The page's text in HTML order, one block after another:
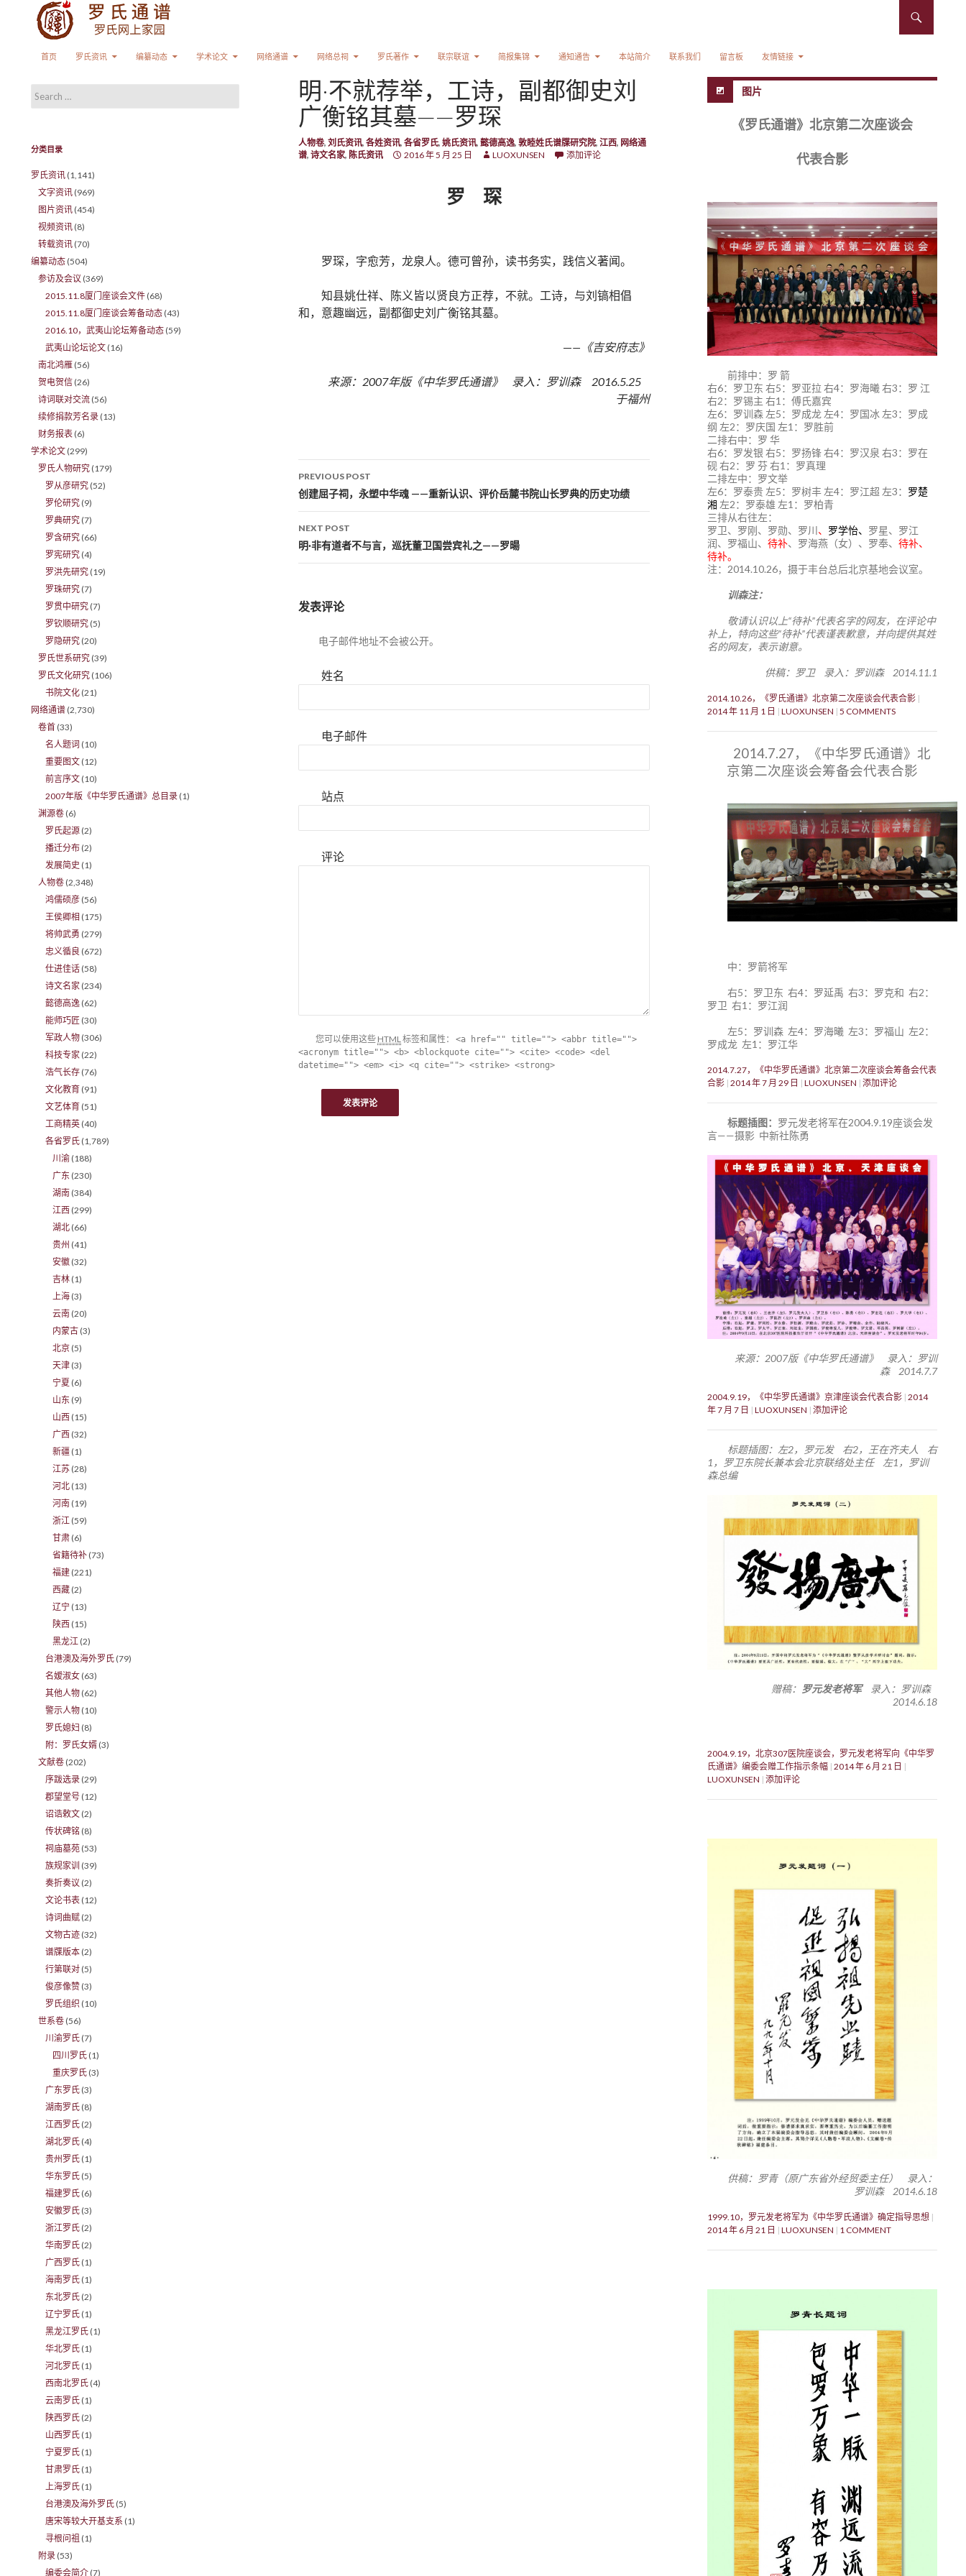
首页
罗氏资讯 编纂动态 学术论文 网络通谱 网络总祠 罗氏著作 联宗联谊 简报集锦 通知通告 本站简介 联系我们 留言板 友情链接
明·不就荐举，工诗，副都御史刘
广衡铭其墓——罗琛
人物卷, 刘氏资讯, 各姓资讯, 各省罗氏, 姚氏资讯, 懿德高逸, 敦睦姓氏谱牒研究院, 江西, 网络通
谱, 诗文名家, 陈氏资讯 2016 年 5 月 25 日 LUOXUNSEN 添加评论
罗 琛
罗琛，字愈芳，龙泉人。德可曾孙，读书务实，践信义著闻。
知县姚仕祥、陈义皆以贤良方正荐，不就。工诗，与刘镐相倡
和，意趣幽远，副都御史刘广衡铭其墓。
——《吉安府志》
来源：2007年版《中华罗氏通谱》 录入：罗训森 2016.5.25
于福州
Post navigation
PREVIOUS POST
创建屈子祠，永塑中华魂 ——重新认识、评价岳麓书院山长罗典的历史功绩
NEXT POST
明·非有道者不与言，巡抚董卫国尝宾礼之——罗暘
发表评论
电子邮件地址不会被公开。
姓名
电子邮件
站点
评论
您可以使用这些 HTML标签和属性： <a href="" title=""> <abbr title="">
<acronym title=""> <b> <blockquote cite=""> <cite> <code> <del
datetime=""> <em> <i> <q cite=""> <strike> <strong>
图片
《罗氏通谱》北京第二次座谈会
代表合影
前排中：罗 箭
右6：罗卫东 右5：罗亚拉 右4：罗海曦 右3：罗 江
右2：罗锡主 右1：傅氏嘉宾
左6：罗训森 左5：罗成龙 左4：罗国冰 左3：罗成
纲 左2：罗庆国 左1：罗胜前
二排右中：罗 华
右6：罗发银 右5：罗扬锋 右4：罗汉泉 右3：罗在
砚 右2：罗 芬 右1：罗真理
二排左中：罗文举
左6：罗泰贵 左5：罗树丰 左4：罗江超 左3： 罗楚
湘 左2：罗泰雄 左1：罗柏青
三排从右往左：
罗卫、罗刚、罗勋、罗川、 罗学怡、 罗星、罗江
润、罗福山、 待补、罗海燕（女）、罗奉、 待补、
待补。
注：2014.10.26，摄于丰台总后北京基地会议室。
训森注：
敬请认识以上“待补”代表名字的网友，在评论中
补上，特向这些“待补”代表谨表歉意，并向提供其姓
名的网友，表示谢意。
供稿：罗卫 录入：罗训森 2014.11.1
2014.10.26，《罗氏通谱》北京第二次座谈会代表合影
2014 年 11 月 1 日
LUOXUNSEN 5 COMMENTS
2014.7.27，《中华罗氏通谱》北
京第二次座谈会筹备会代表合影
中：罗箭将军
右5：罗卫东 右4：罗延禹 右3：罗克和 右2：
罗卫 右1：罗江润
左5：罗训森 左4：罗海曦 左3：罗福山 左2：
罗成龙 左1：罗江华
2014.7.27，《中华罗氏通谱》北京第二次座谈会筹备会代表
合影 2014 年 7 月 29 日 LUOXUNSEN 添加评论
标题插图： 罗元发老将军在2004.9.19座谈会发
言——摄影 中新社陈勇
来源：2007版《中华罗氏通谱》 录入：罗训
森 2014.7.7
2004.9.19，《中华罗氏通谱》京津座谈会代表合影 2014
年 7 月 7 日
LUOXUNSEN 添加评论
标题插图：左2，罗元发 右2，王在齐夫人 右
1，罗卫东院长兼本会北京联络处主任 左1，罗训
森总编
赠稿： 罗元发老将军录入：罗训森
2014.6.18
2004.9.19，北京307医院座谈会，罗元发老将军向《中华罗
氏通谱》编委会赠工作指示条幅 2014 年 6 月 21 日
LUOXUNSEN 添加评论
供稿：罗青（原广东省外经贸委主任） 录入：
罗训森 2014.6.18
1999.10，罗元发老将军为《中华罗氏通谱》确定指导思想
2014 年 6 月 21 日
LUOXUNSEN 1 COMMENT
Search for:
分类目录
罗氏资讯 (1,141)
文字资讯 (969)
图片资讯 (454)
视频资讯 (8)
转载资讯 (70)
编纂动态 (504)
参访及会议 (369)
2015.11.8厦门座谈会文件 (68)
2015.11.8厦门座谈会筹备动态 (43)
2016.10，武夷山论坛筹备动态 (59)
武夷山论坛论文 (16)
南北鸿雁 (56)
贺电贺信 (26)
诗词联对交流 (56)
续修捐款芳名录 (13)
财务报表 (6)
学术论文 (299)
罗氏人物研究 (179)
罗从彦研究 (52)
罗伦研究 (9)
罗典研究 (7)
罗含研究 (66)
罗宪研究 (4)
罗洪先研究 (19)
罗珠研究 (7)
罗贯中研究 (7)
罗钦顺研究 (5)
罗隐研究 (20)
罗氏世系研究 (39)
罗氏文化研究 (106)
书院文化 (21)
网络通谱 (2,730)
卷首 (33)
名人题词 (10)
重要图文 (12)
前言序文 (10)
2007年版《中华罗氏通谱》总目录 (1)
渊源卷 (6)
罗氏起源 (2)
播迁分布 (2)
发展简史 (1)
人物卷 (2,348)
鸿儒硕彦 (56)
王侯卿相 (175)
将帅武勇 (279)
忠义循良 (672)
仕进佳话 (58)
诗文名家 (234)
懿德高逸 (62)
能师巧匠 (30)
军政人物 (306)
科技专家 (22)
浩气长存 (76)
文化教育 (91)
文艺体育 (51)
工商精英 (40)
各省罗氏 (1,789)
川渝 (188)
广东 (230)
湖南 (384)
江西 (299)
湖北 (66)
贵州 (41)
安徽 (32)
吉林 (1)
上海 (3)
云南 (20)
内蒙古 (3)
北京 (5)
天津 (3)
宁夏 (6)
山东 (9)
山西 (15)
广西 (32)
新疆 (1)
江苏 (28)
河北 (13)
河南 (19)
浙江 (59)
甘肃 (6)
省籍待补 (73)
福建 (221)
西藏 (2)
辽宁 (13)
陕西 (15)
黑龙江 (2)
台港澳及海外罗氏 (79)
名嫒淑女 (63)
其他人物 (62)
警示人物 (10)
罗氏媳妇 (8)
附：罗氏女婿 (3)
文献卷 (202)
序跋选录 (29)
郡望堂号 (12)
诏诰敕文 (2)
传状碑铭 (8)
祠庙墓苑 (53)
族规家训 (39)
奏折奏议 (2)
文论书表 (12)
诗词曲赋 (2)
文物古迹 (32)
谱牒版本 (2)
行第联对 (5)
俊彦像赞 (3)
罗氏组织 (10)
世系卷 (56)
川渝罗氏 (7)
四川罗氏 (1)
重庆罗氏 (3)
广东罗氏 (3)
湖南罗氏 (8)
江西罗氏 (2)
湖北罗氏 (4)
贵州罗氏 (1)
华东罗氏 (5)
福建罗氏 (6)
安徽罗氏 (3)
浙江罗氏 (2)
华南罗氏 (2)
广西罗氏 (1)
海南罗氏 (1)
东北罗氏 (2)
辽宁罗氏 (1)
黑龙江罗氏 (1)
华北罗氏 (1)
河北罗氏 (1)
西南北罗氏 (4)
云南罗氏 (1)
陕西罗氏 (2)
山西罗氏 (1)
宁夏罗氏 (1)
甘肃罗氏 (1)
上海罗氏 (1)
台港澳及海外罗氏 (5)
唐宋等较大开基支系 (1)
寻根问祖 (1)
附录 (53)
编委会简介 (7)